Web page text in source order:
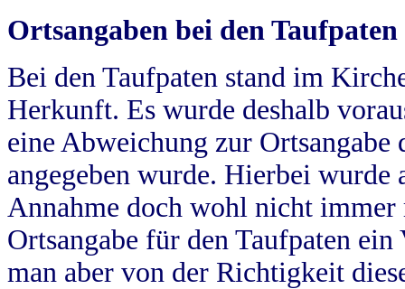
Ortsangaben bei den Taufpaten
Bei den Taufpaten stand im
Herkunft. Es wurde deshalb
eine Abweichung zur
angegeben wurde. Hierbei wurde
Annahme doch wohl nicht
Ortsangabe für den Taufpaten
man aber von der Richtigkeit